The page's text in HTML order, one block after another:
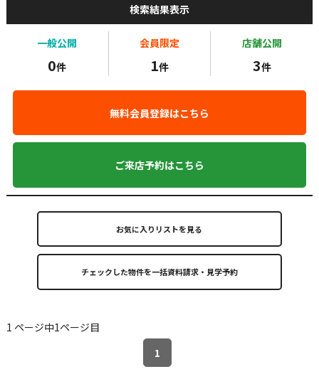
検索結果表示
一般公開
0件
会員限定
1件
店舗公開
3件
無料会員登録はこちら
ご来店予約はこちら
お気に入りリストを見る
1 ページ中1ページ目
1